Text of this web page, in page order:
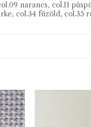
narancs, col.11
col.34 füzöld, col.35